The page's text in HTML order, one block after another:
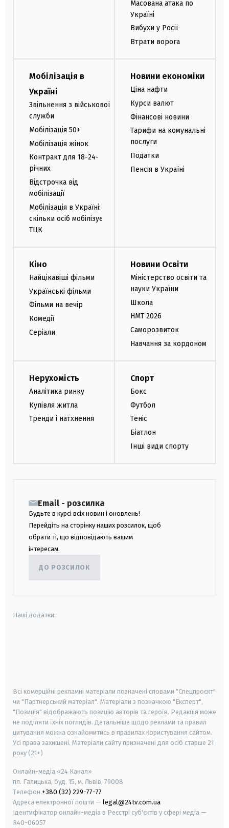
Масована атака по
Україні
Вибухи у Росії
Втрати ворога
Мобілізація в
Україні
Звільнення з військової
служби
Мобілізація 50+
Мобілізація жінок
Контракт для 18-24-
річних
Відстрочка від
мобілізації
Мобілізація в Україні:
скільки осіб мобілізує
ТЦК
Новини економіки
Ціна нафти
Курси валют
Фінансові новини
Тарифи на комунальні
послуги
Податки
Пенсія в Україні
Кіно
Найцікавіші фільми
Українські фільми
Фільми на вечір
Комедії
Серіали
Новини Освіти
Міністерство освіти та
науки України
Школа
НМТ 2026
Саморозвиток
Навчання за кордоном
Нерухомість
Аналітика ринку
Купівля житла
Тренди і натхнення
Спорт
Бокс
Футбол
Теніс
Біатлон
Інші види спорту
Email - розсилка
Будьте в курсі всіх новин і оновлень!
Перейдіть на сторінку наших розсилок, щоб
обрати ті, що відповідають вашим
інтересам.
ДО РОЗСИЛОК
Наші додатки:
Всі комерційні рекламні матеріали позначені словами "Спецпроєкт"
чи "Партнерський матеріал". Матеріали з позначкою "Експерт",
"Позиція" відображають позицію авторів та героїв. Редакція може
не поділяти їхніх поглядів. Детальніше щодо реклами та правил
цитування можна ознайомитись в правилах користування сайтом.
Усі права захищені. Матеріали сайту призначені для осіб старше 21
року (21+)
Онлайн-медіа «24 Канал»
пл. Галицька, буд. 15, м. Львів, 79008
Телефон +380 (32) 229-77-77
Адреса електронної пошти — legal@24tv.com.ua
Ідентифікатор онлайн-медіа в Реєстрі суб'єктів у сфері медіа —
R40-06057